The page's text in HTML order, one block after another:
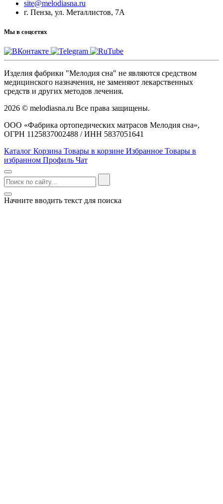
site@melodiasna.ru
г. Пенза, ул. Металлистов, 7А
Мы в соцсетях
Изделия фабрики "Мелодия сна" не являются средством
медицинского назначения, не заменяют лекарственных
средств и других методов лечения.
2026 © melodiasna.ru Все права защищены.
ООО «Фабрика ортопедических матрасов Мелодия сна»,
ОГРН 1125837002488 / ИНН 5837051641
Каталог Корзина Товары в корзине Избранное Товары в
избранном Профиль Чат
Начните вводить текст для поиска